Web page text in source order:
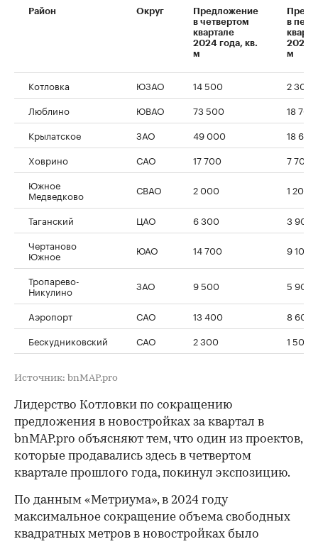
Район Округ
Предложение
в четвертом
квартале
2024 года, кв.
м
в
2025
м
Котловка ЮЗАО 14 500
2 300
Люблино
ЮВАО 73 500
18 700
Крылатское
ЗАО 49 000
18 600
Ховрино
САО 17 700
7 700
Южное
Медведково СВАО 2 000 1 200
Таганский ЦАО 6 300
3 900
Чертаново
Южное ЮАО 14 700 9 100
Тропарево-
Никулино ЗАО 9 500 5 900
Аэропорт САО 13 400
8 600
Бескудниковский
САО 2 300 1 500
Источник: bnMAP.pro
Лидерство Котловки по сокращению
предложения в новостройках за квартал в
bnMAP.pro объясняют тем, что один из проектов,
которые продавались здесь в четвертом
квартале прошлого года, покинул экспозицию.
По данным «Метриума», в 2024 году
максимальное сокращение объема свободных
квадратных метров в новостройках было